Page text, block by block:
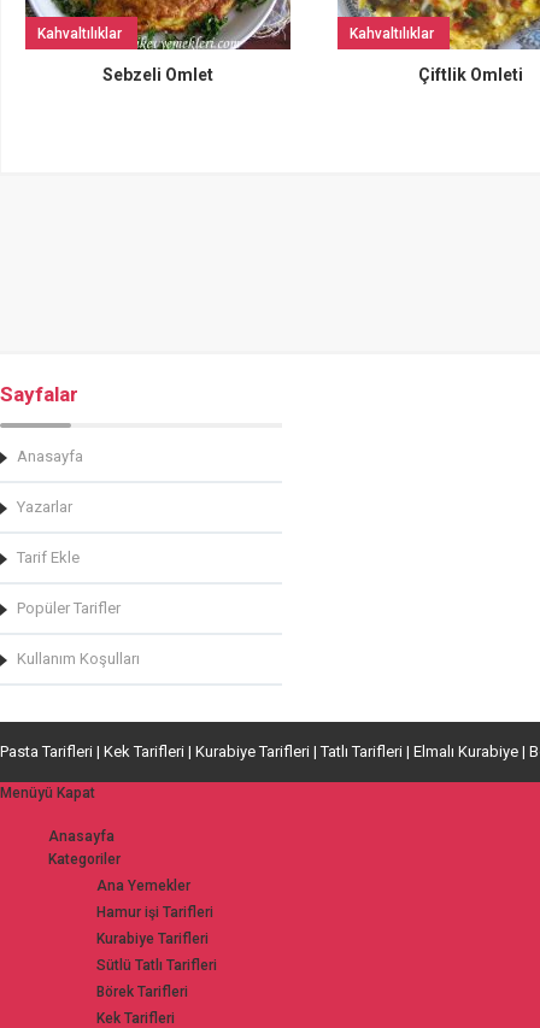
Kahvaltılıklar
Sebzeli Omlet
Kahvaltılıklar
Çiftlik Omleti
Sayfalar
Anasayfa
Yazarlar
Tarif Ekle
Popüler Tarifler
Kullanım Koşulları
Pasta Tarifleri | Kek Tarifleri | Kurabiye Tarifleri | Tatlı Tarifleri | Elmalı Kurabiye |
Menüyü Kapat
Anasayfa
Kategoriler
Ana Yemekler
Hamur işi Tarifleri
Kurabiye Tarifleri
Sütlü Tatlı Tarifleri
Börek Tarifleri
Kek Tarifleri